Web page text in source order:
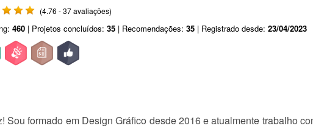
(4.76 - 37 avaliações)
460 | Projetos concluídos: 35 | Recomendações: 35 | Registrado desde: 23/04/2023
Sou formado em Design Gráfico desde 2016 e atualmente trabalho